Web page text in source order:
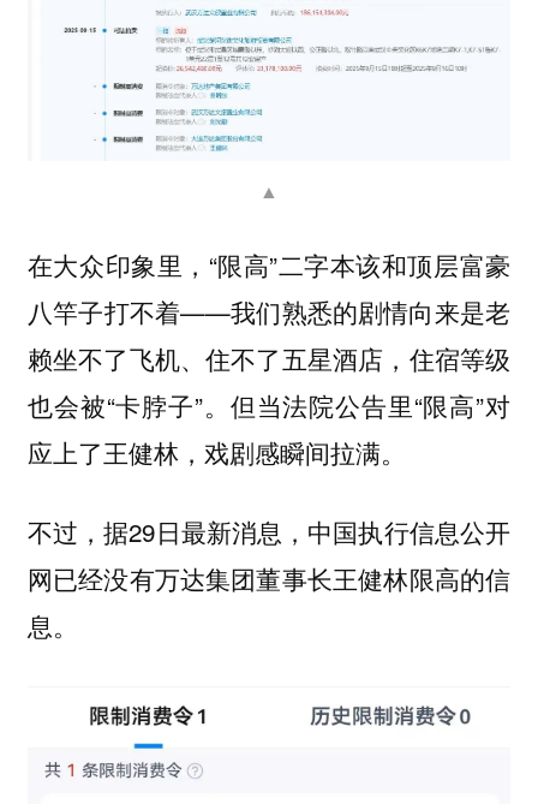
▲
在大众印象里，“限高”二字本该和顶层富豪
八竿子打不着——我们熟悉的剧情向来是老
赖坐不了飞机、住不了五星酒店，住宿等级
也会被“卡脖子”。但当法院公告里“限高”对
应上了王健林，戏剧感瞬间拉满。
不过，据29日最新消息，中国执行信息公开
网已经没有万达集团董事长王健林限高的信
息。